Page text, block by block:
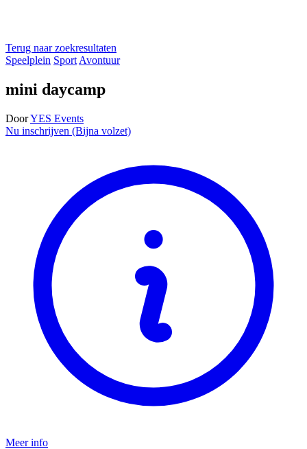
Terug naar zoekresultaten
Speelplein Sport Avontuur
mini daycamp
DoorYES Events
Nu inschrijven (Bijna volzet)
Meer info